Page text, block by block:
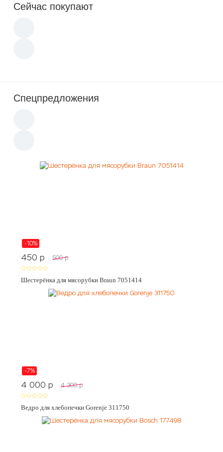
Сейчас покупают
Спецпредложения
-10%
450 p 500 p
Шестерёнка для мясорубки Braun 7051414
-7%
4 000 p 4 300 p
Ведро для хлебопечки Gorenje 311750